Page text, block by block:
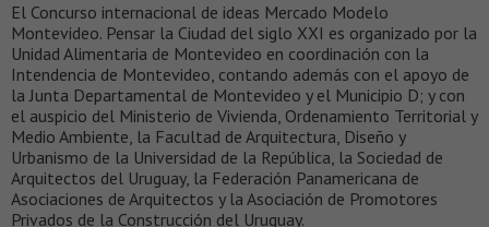
El Concurso internacional de ideas Mercado Modelo
Montevideo. Pensar la Ciudad del siglo XXI es organizado por la
Unidad Alimentaria de Montevideo en coordinación con la
Intendencia de Montevideo, contando además con el apoyo de
la Junta Departamental de Montevideo y el Municipio D; y con
el auspicio del Ministerio de Vivienda, Ordenamiento Territorial y
Medio Ambiente, la Facultad de Arquitectura, Diseño y
Urbanismo de la Universidad de la República, la Sociedad de
Arquitectos del Uruguay, la Federación Panamericana de
Asociaciones de Arquitectos y la Asociación de Promotores
Privados de la Construcción del Uruguay.